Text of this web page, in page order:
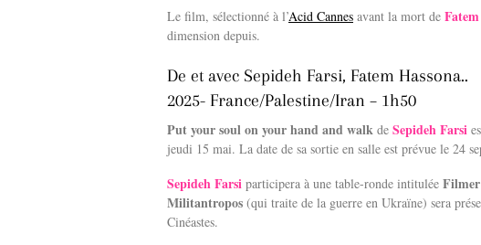
Le film, sélectionné à l’Acid Cannes avant la mort de
dimension depuis.
De et avec Sepideh Farsi, Fatem Hassona..
2025- France/Palestine/Iran – 1h50
Put your soul on your hand and walk de Sepideh Farsi
jeudi 15 mai. La date de sa sortie en salle est prévue le 24
Sepideh Farsi participera à une table-ronde intitulée
Militantropos (qui traite de la guerre en Ukraïne) sera
Cinéastes.